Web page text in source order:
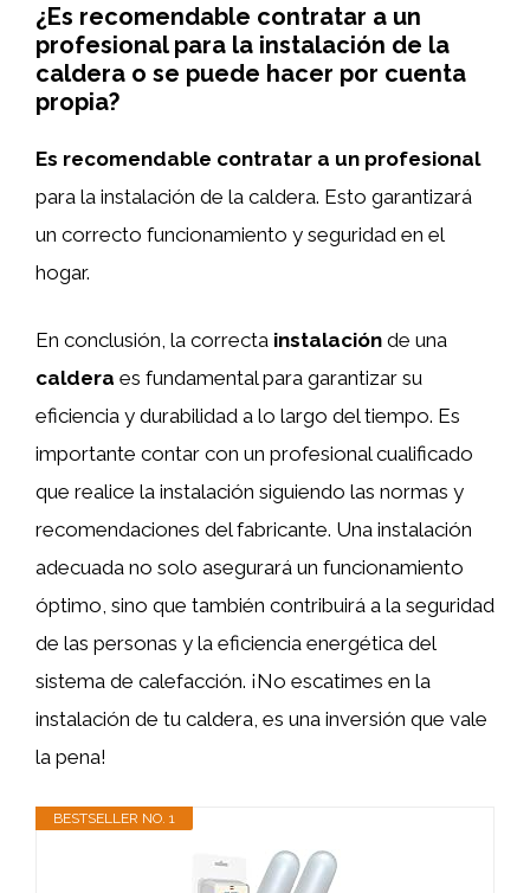
¿Es recomendable contratar a un
profesional para la instalación de la
caldera o se puede hacer por cuenta
propia?
Es recomendable contratar a un profesional
para la instalación de la caldera. Esto garantizará
un correcto funcionamiento y seguridad en el
hogar.
En conclusión, la correcta instalación de una
caldera es fundamental para garantizar su
eficiencia y durabilidad a lo largo del tiempo. Es
importante contar con un profesional cualificado
que realice la instalación siguiendo las normas y
recomendaciones del fabricante. Una instalación
adecuada no solo asegurará un funcionamiento
óptimo, sino que también contribuirá a la seguridad
de las personas y la eficiencia energética del
sistema de calefacción. ¡No escatimes en la
instalación de tu caldera, es una inversión que vale
la pena!
BESTSELLER NO. 1